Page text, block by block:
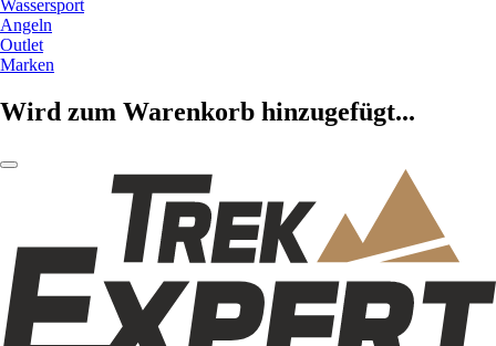
Wassersport
Angeln
Outlet
Marken
Wird zum Warenkorb hinzugefügt...